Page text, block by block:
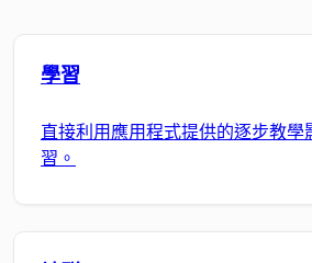
學習
直接利用應用程式提供的逐步教學
習。